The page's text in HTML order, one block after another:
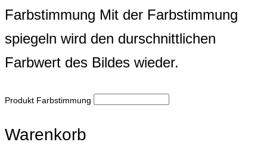
Farbstimmung Mit der Farbstimmung
spiegeln wird den durschnittlichen
Farbwert des Bildes wieder.
Produkt Farbstimmung
Warenkorb